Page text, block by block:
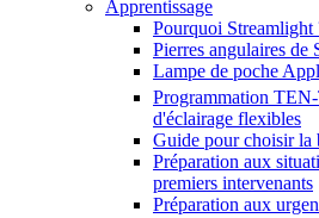
Apprentissage
Pourquoi Streamlight
Pierres angulaires de
Lampe de poche
Programmation
d'éclairage flexibles
Guide pour choisir la
Préparation aux
premiers intervenants
Préparation aux